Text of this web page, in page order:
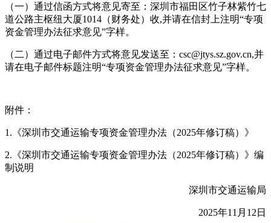
（一）通过信函方式将意见寄至：深圳市福田区竹子林紫竹七
道公路主枢纽大厦1014（财务处）收,并请在信封上注明“专项
资金管理办法征求意见”字样。
（二）通过电子邮件方式将意见发送至：csc@jtys.sz.gov.cn,并
请在电子邮件标题注明“专项资金管理办法征求意见”字样。
附件：
1.《深圳市交通运输专项资金管理办法（2025年修订稿）》
2.《深圳市交通运输专项资金管理办法（2025年修订稿）》编
制说明
深圳市交通运输局
2025年11月12日